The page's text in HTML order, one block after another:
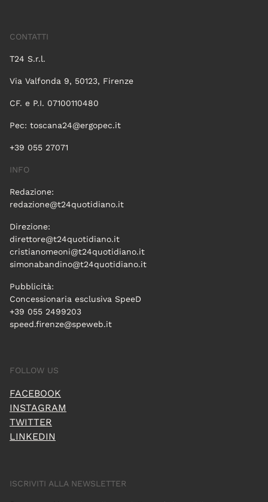
CONTATTI
T24 S.r.l.
Via Valfonda 9, 50123, Firenze
CF. e P.I. 07100110480
Pec: toscana24@ergopec.it
+39 055 27071
INFO
Redazione:
redazione@t24quotidiano.it
Direzione:
direttore@t24quotidiano.it
cristianomeoni@t24quotidiano.it
simonabandino@t24quotidiano.it
Pubblicità:
Concessionaria esclusiva SpeeD
+39 055 2499203
speed.firenze@speweb.it
FOLLOW US
FACEBOOK
INSTAGRAM
TWITTER
LINKEDIN
ISCRIVITI ALLA NEWSLETTER